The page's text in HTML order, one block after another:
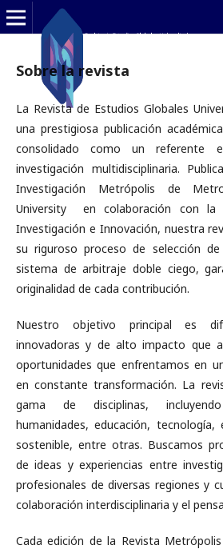
Sobre la revista
La Revista de Estudios Globales
una prestigiosa publicación
consolidado como un
investigación multidisciplinaria.
Investigación Metrópolis de
University en colaboración con la
Investigación e Innovación, nuestra
su riguroso proceso de selección
sistema de arbitraje doble ciego,
originalidad de cada contribución.
Nuestro objetivo principal es
innovadoras y de alto impacto que
oportunidades que enfrentamos en
en constante transformación. La
gama de disciplinas,
humanidades, educación,
sostenible, entre otras. Buscamos
de ideas y experiencias entre
profesionales de diversas regiones y
colaboración interdisciplinaria y el
Cada edición de la Revista